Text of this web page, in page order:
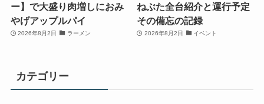
ー】で大盛り肉増しにおみ
やげアップルパイ
2026年8月2日 ラーメン
ねぶた全台紹介と運行予定
その備忘の記録
2026年8月2日 イベント
カテゴリー